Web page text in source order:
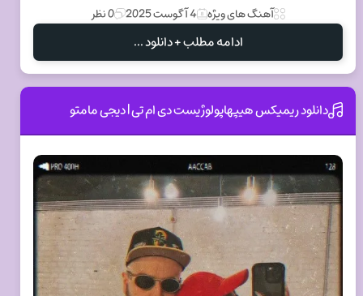
آهنگ های ویژه 4 آگوست 2025 0 نظر
ادامه مطلب + دانلود ...
دانلود ریمیکس هیپهاپولوژیست دی ام تی | دیجی مامتو